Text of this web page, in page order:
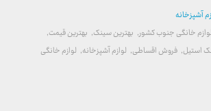
آشپزخانه
خانگی جنوب کشور, بهترین سینک, بهترین قیمت,
استیل, فروش اقساطی, لوازم آشپزخانه, لوازم خانگی